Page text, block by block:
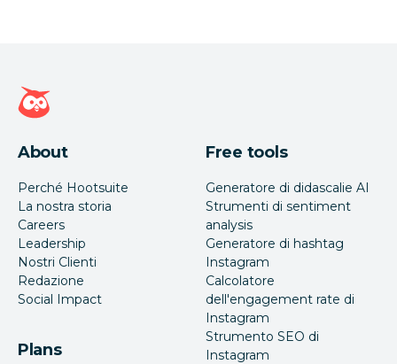
Home page di Hootsuite
About
Perché Hootsuite
La nostra storia
Careers
Leadership
Nostri Clienti
Redazione
Social Impact
Plans
Free tools
Generatore di didascalie AI
Strumenti di sentiment
analysis
Generatore di hashtag
Instagram
Calcolatore
dell'engagement rate di
Instagram
Strumento SEO di
Instagram